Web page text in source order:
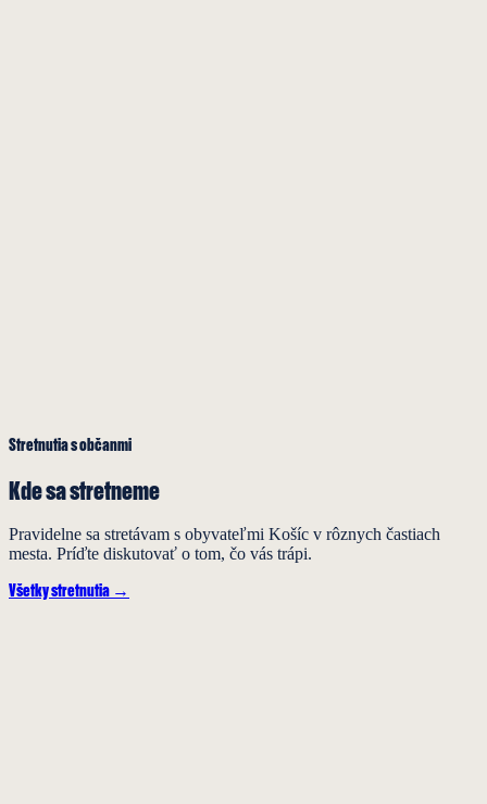
Stretnutia s občanmi
Kde sa stretneme
Pravidelne sa stretávam s obyvateľmi Košíc v rôznych častiach
mesta. Príďte diskutovať o tom, čo vás trápi.
Všetky stretnutia →